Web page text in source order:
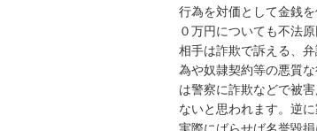
行為を対価として金銭
０万円についても不法
相手は詐欺で訴える、
為や奴隷契約等の悪質
は警察に詐欺などで被
ないと思われます。逆
実際にばらせば名誉毀